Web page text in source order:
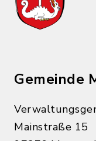
Gemeinde
Mainstraße 15